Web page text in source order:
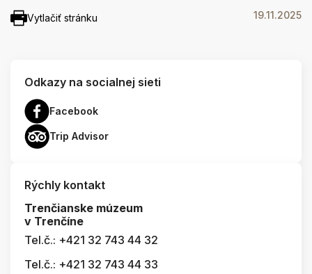
Vytlačiť stránku 19.11.2025
Odkazy na socialnej sieti
Facebook
Trip Advisor
Rýchly kontakt
Trenčianske múzeum
v Trenčíne
Tel.č.: +421 32 743 44 32
Tel.č.: +421 32 743 44 33